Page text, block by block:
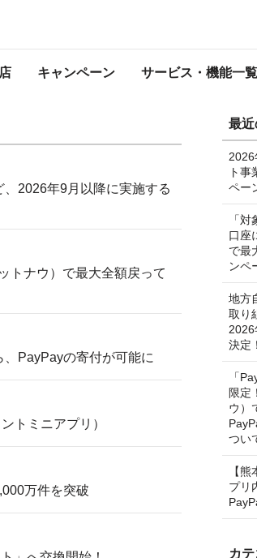
キャンペーン サービス・機能一覧
プレスリリース
2026年9月以降に実施する
トナウ）で最大全額戻って
、PayPayの寄付が可能に
トミニアプリ）
万件を突破
最
2026
ト
ペー
「
口座
で最
ンペ
地方
取り
決定！
「
限定
ウ）
つい
【
プリ
カ